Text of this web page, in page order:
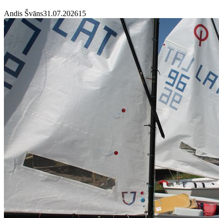
Andis Švāns31.07.20261 5